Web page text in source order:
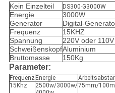
Kein Einzelteil DS300-G3000W
Energie
3000W
Generator
Digital-
Frequenz
15KHZ
Spannung
220V oder 110V
SchweißenskopfAluminium
Bruttomasse
150Kg
Parameter:
Frequenz Energie
15Khz
2500w/3000w/75mm/